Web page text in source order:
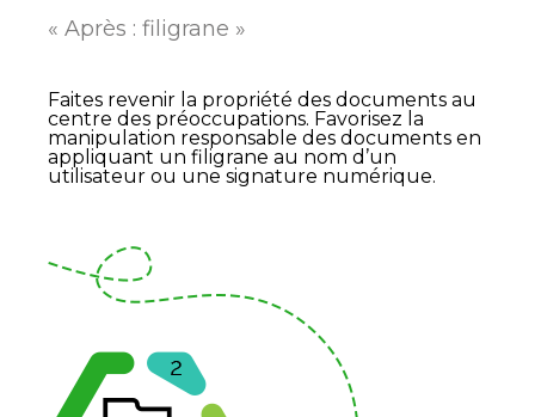
« Après : filigrane »
Faites revenir la propriété des documents au
centre des préoccupations. Favorisez la
manipulation responsable des documents en
appliquant un filigrane au nom d’un
utilisateur ou une signature numérique.